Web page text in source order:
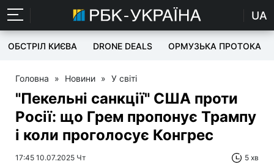
UA
ОБСТРІЛ КИЄВА DRONE DEALS ОРМУЗЬКА ПРОТОКА
Головна » Новини » У світі
"Пекельні санкції" США проти
Росії: що Грем пропонує Трампу
і коли проголосує Конгрес
17:45 10.07.2025 Чт 5 хв